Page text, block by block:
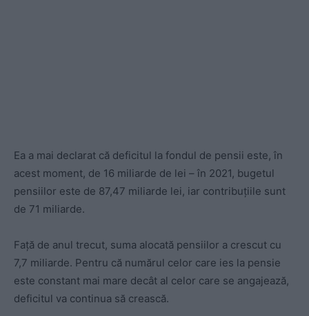
Ea a mai declarat că deficitul la fondul de pensii este, în
acest moment, de 16 miliarde de lei – în 2021, bugetul
pensiilor este de 87,47 miliarde lei, iar contribuțiile sunt
de 71 miliarde.
Față de anul trecut, suma alocată pensiilor a crescut cu
7,7 miliarde. Pentru că numărul celor care ies la pensie
este constant mai mare decât al celor care se angajează,
deficitul va continua să crească.